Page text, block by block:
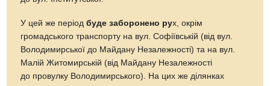
У цей же періодбуде заборонено рух, окрім
громадського транспорту на вул. Софіївській (від вул.
Володимирської до Майдану Незалежності) та на вул.
Малій Житомирській (від Майдану Незалежності
до провулку Володимирського). На цих же ділянках